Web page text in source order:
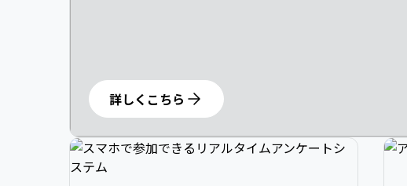
詳しくこちら